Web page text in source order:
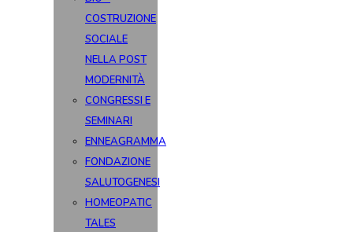
COSTRUZIONE
SOCIALE
NELLA POST
MODERNITÀ
CONGRESSI E
SEMINARI
ENNEAGRAMMA
FONDAZIONE
SALUTOGENESI
HOMEOPATIC
TALES